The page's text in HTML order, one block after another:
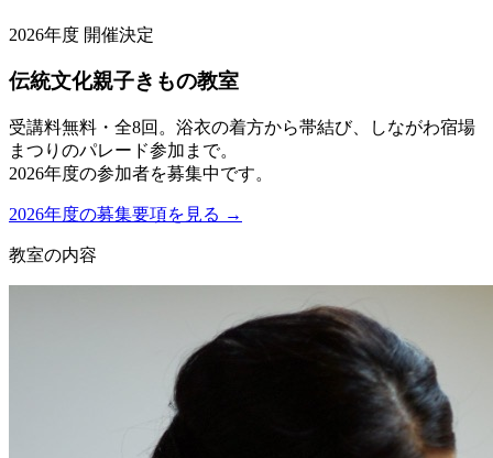
2026年度 開催決定
伝統文化親子きもの教室
受講料無料・全8回。浴衣の着方から帯結び、しながわ宿場
まつりのパレード参加まで。
2026年度の参加者を募集中です。
2026年度の募集要項を見る →
教室の内容